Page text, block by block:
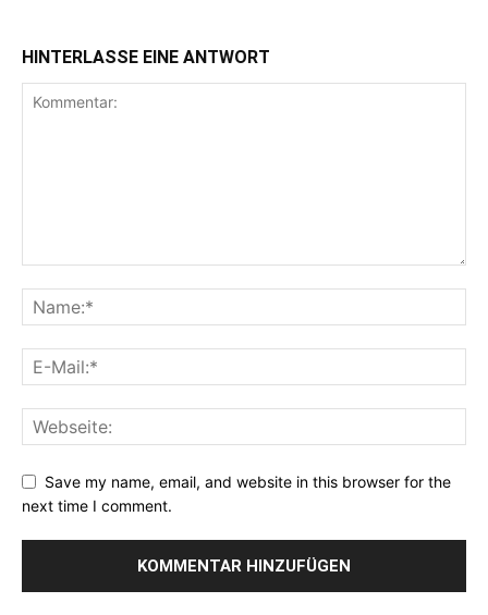
HINTERLASSE EINE ANTWORT
Save my name, email, and website in this browser for the
next time I comment.